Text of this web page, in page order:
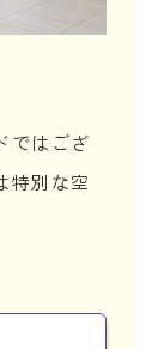
ではござ
特別な空